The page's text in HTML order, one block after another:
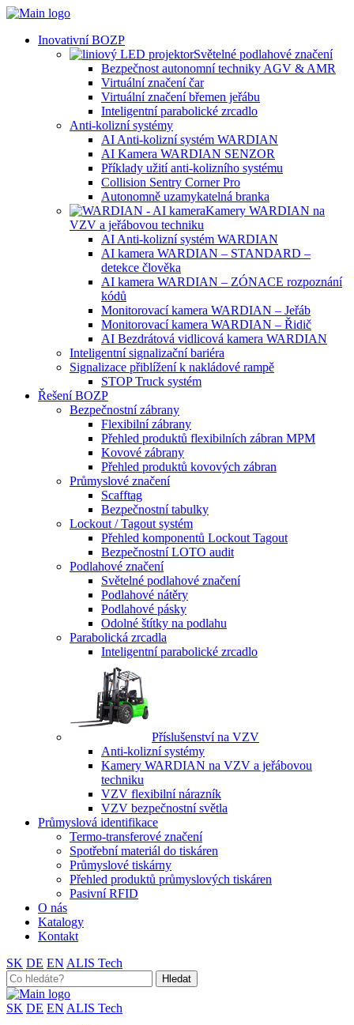
Inovativní BOZP
Světelné podlahové značení
Bezpečnost autonomní techniky AGV & AMR
Virtuální značení čar
Virtuální značení břemen jeřábu
Inteligentní parabolické zrcadlo
Anti-kolizní systémy
AI Anti-kolizní systém WARDIAN
AI Kamera WARDIAN SENZOR
Příklady užití anti-kolizního systému
Collision Sentry Corner Pro
Autonomně uzamykatelná branka
Kamery WARDIAN na
VZV a jeřábovou techniku
AI Anti-kolizní systém WARDIAN
AI kamera WARDIAN – STANDARD –
detekce člověka
AI kamera WARDIAN – ZÓNACE rozpoznání
kódů
Monitorovací kamera WARDIAN – Jeřáb
Monitorovací kamera WARDIAN – Řidič
AI Bezdrátová vidlicová kamera WARDIAN
Inteligentní signalizační bariéra
Signalizace přiblížení k nakládové rampě
STOP Truck systém
Řešení BOZP
Bezpečnostní zábrany
Flexibilní zábrany
Přehled produktů flexibilních zábran MPM
Kovové zábrany
Přehled produktů kovových zábran
Průmyslové značení
Scafftag
Bezpečnostní tabulky
Lockout / Tagout systém
Přehled komponentů Lockout Tagout
Bezpečnostní LOTO audit
Podlahové značení
Světelné podlahové značení
Podlahové nátěry
Podlahové pásky
Odolné štítky na podlahu
Parabolická zrcadla
Inteligentní parabolické zrcadlo
Příslušenství na VZV
Anti-kolizní systémy
Kamery WARDIAN na VZV a jeřábovou
techniku
VZV flexibilní nárazník
VZV bezpečnostní světla
Průmyslová identifikace
Termo-transferové značení
Spotřební materiál do tiskáren
Průmyslové tiskárny
Přehled produktů průmyslových tiskáren
Pasivní RFID
O nás
Katalogy
Kontakt
SK DE EN ALIS Tech
Search
for:
SK DE EN ALIS Tech